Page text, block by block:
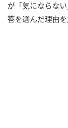
が「気にならな
答を選んだ理由を